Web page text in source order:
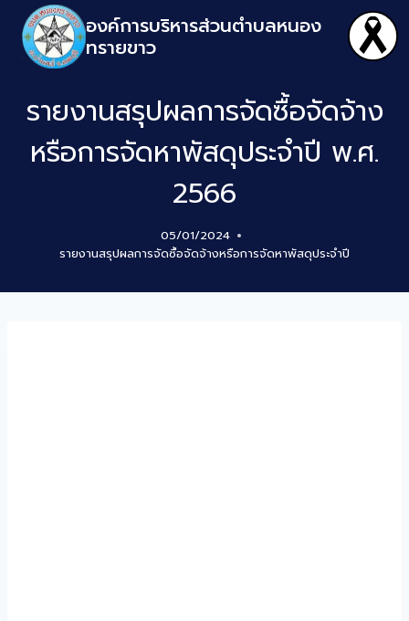
องค์การบริหารส่วนตำบลหนอง
ทรายขาว
รายงานสรุปผลการจัดซื้อจัดจ้าง
หรือการจัดหาพัสดุประจำปี พ.ศ.
2566
05/01/2024
รายงานสรุปผลการจัดซื้อจัดจ้างหรือการจัดหาพัสดุประจำปี